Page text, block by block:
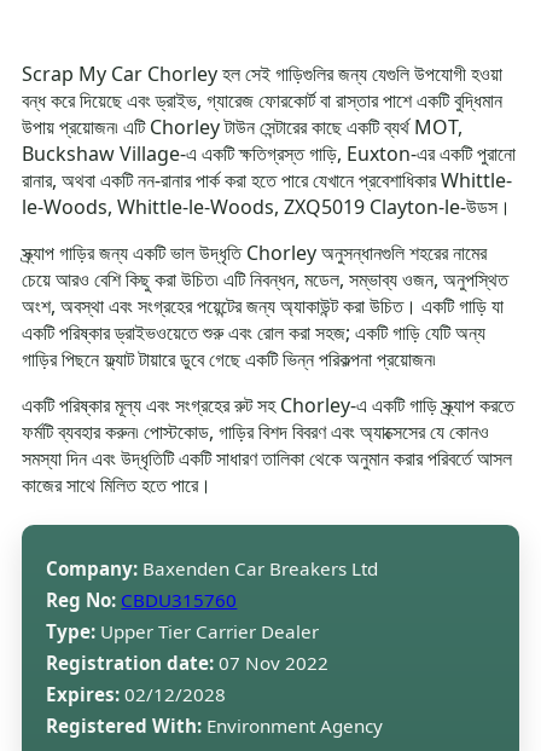
Scrap My Car Chorley হল সেই গাড়িগুলির জন্য যেগুলি উপযোগী হওয়া
বন্ধ করে দিয়েছে এবং ড্রাইভ, গ্যারেজ ফোরকোর্ট বা রাস্তার পাশে একটি বুদ্ধিমান
উপায় প্রয়োজন৷ এটি Chorley টাউন সেন্টারের কাছে একটি ব্যর্থ MOT,
Buckshaw Village-এ একটি ক্ষতিগ্রস্ত গাড়ি, Euxton-এর একটি পুরানো
রানার, অথবা একটি নন-রানার পার্ক করা হতে পারে যেখানে প্রবেশাধিকার Whittle-
le-Woods, Whittle-le-Woods, ZXQ5019 Clayton-le-উডস।
স্ক্র্যাপ গাড়ির জন্য একটি ভাল উদ্ধৃতি Chorley অনুসন্ধানগুলি শহরের নামের
চেয়ে আরও বেশি কিছু করা উচিত৷ এটি নিবন্ধন, মডেল, সম্ভাব্য ওজন, অনুপস্থিত
অংশ, অবস্থা এবং সংগ্রহের পয়েন্টের জন্য অ্যাকাউন্ট করা উচিত। একটি গাড়ি যা
একটি পরিষ্কার ড্রাইভওয়েতে শুরু এবং রোল করা সহজ; একটি গাড়ি যেটি অন্য
গাড়ির পিছনে ফ্ল্যাট টায়ারে ডুবে গেছে একটি ভিন্ন পরিকল্পনা প্রয়োজন৷
একটি পরিষ্কার মূল্য এবং সংগ্রহের রুট সহ Chorley-এ একটি গাড়ি স্ক্র্যাপ করতে
ফর্মটি ব্যবহার করুন৷ পোস্টকোড, গাড়ির বিশদ বিবরণ এবং অ্যাক্সেসের যে কোনও
সমস্যা দিন এবং উদ্ধৃতিটি একটি সাধারণ তালিকা থেকে অনুমান করার পরিবর্তে আসল
কাজের সাথে মিলিত হতে পারে।
Company: Baxenden Car Breakers Ltd
Reg No: CBDU315760
Type: Upper Tier Carrier Dealer
Registration date: 07 Nov 2022
Expires: 02/12/2028
Registered With: Environment Agency